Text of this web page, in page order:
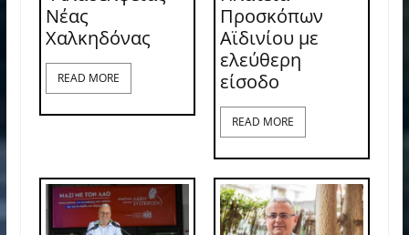
Νέας
Χαλκηδόνας
READ MORE
Προσκόπων
Αϊδινίου με
ελεύθερη
είσοδο
READ MORE